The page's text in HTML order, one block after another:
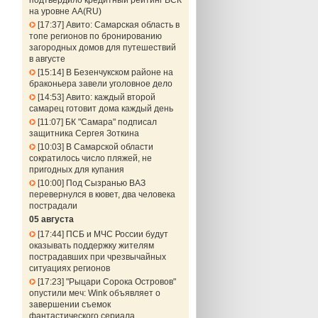
на уровне АА(RU)
17:37 Авито: Самарская область в
топе регионов по бронированию
загородных домов для путешествий
в августе
15:14 В Безенчукском районе на
браконьера завели уголовное дело
14:53 Авито: каждый второй
самарец готовит дома каждый день
11:07
БК "Самара" подписал
защитника Сергея Зоткина
10:03
В Самарской области
сократилось число пляжей, не
пригодных для купания
10:00 Под Сызранью ВАЗ
перевернулся в кювет, два человека
пострадали
05 августа
17:44 ПСБ и МЧС России будут
оказывать поддержку жителям
пострадавших при чрезвычайных
ситуациях регионов
17:23 "Рыцари Сорока Островов"
опустили меч: Wink объявляет о
завершении съемок
фантастического сериала